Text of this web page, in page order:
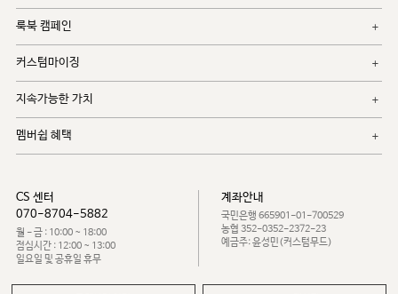
룩북 캠페인
커스텀마이징
지속가능한 가치
멤버쉽 혜택
CS 센터
070-8704-5882
월 - 금 : 10:00 ~ 18:00
점심시간 : 12:00 ~ 13:00
일요일 및 공휴일 휴무
계좌안내
국민은행 665901-01-700529
농협 352-0352-2372-23
예금주: 윤성민(커스텀무드)